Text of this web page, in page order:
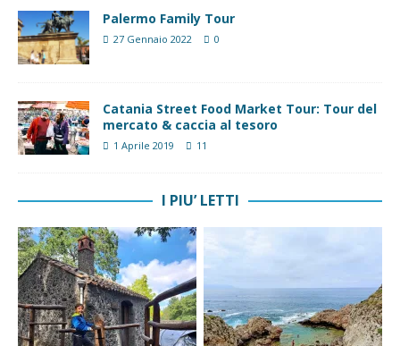
Palermo Family Tour
27 Gennaio 2022 0
Catania Street Food Market Tour: Tour del
mercato & caccia al tesoro
1 Aprile 2019 11
I PIU’ LETTI